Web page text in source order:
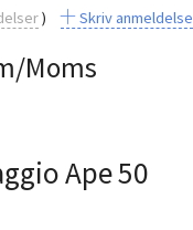
Skriv anmeldelse
Moms
Ape 50